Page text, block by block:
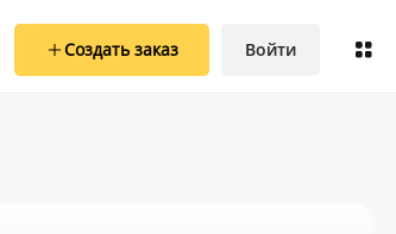
Создать заказ Войти